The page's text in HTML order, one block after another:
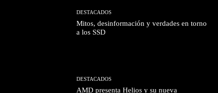
DESTACADOS
Mitos, desinformación y verdades en torno
a los SSD
DESTACADOS
AMD presenta Helios y su nueva